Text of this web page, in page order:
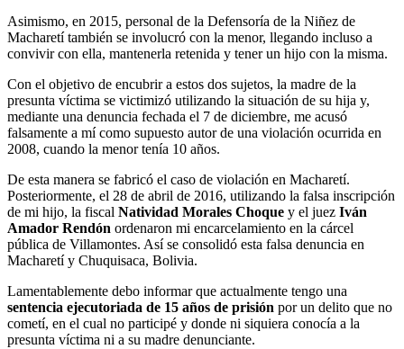
Asimismo, en 2015, personal de la Defensoría de la Niñez de
Macharetí también se involucró con la menor, llegando incluso a
convivir con ella, mantenerla retenida y tener un hijo con la misma.
Con el objetivo de encubrir a estos dos sujetos, la madre de la
presunta víctima se victimizó utilizando la situación de su hija y,
mediante una denuncia fechada el 7 de diciembre, me acusó
falsamente a mí como supuesto autor de una violación ocurrida en
2008, cuando la menor tenía 10 años.
De esta manera se fabricó el caso de violación en Macharetí.
Posteriormente, el 28 de abril de 2016, utilizando la falsa inscripción
de mi hijo, la fiscal Natividad Morales Choque y el juez Iván
Amador Rendón ordenaron mi encarcelamiento en la cárcel
pública de Villamontes. Así se consolidó esta falsa denuncia en
Macharetí y Chuquisaca, Bolivia.
Lamentablemente debo informar que actualmente tengo una
sentencia ejecutoriada de 15 años de prisión por un delito que no
cometí, en el cual no participé y donde ni siquiera conocía a la
presunta víctima ni a su madre denunciante.